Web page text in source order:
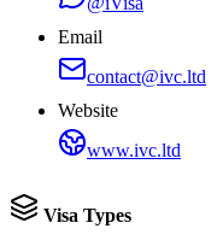
Email
contact@ivc.ltd
Website
www.ivc.ltd
Visa Types